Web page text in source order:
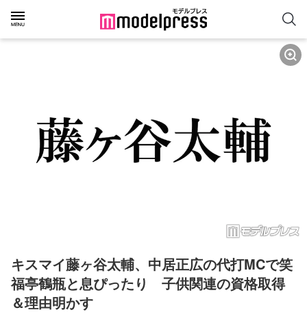
キスマイ藤ヶ谷太輔、中居正広の代打MCで笑
福亭鶴瓶と息ぴったり　子供関連の資格取得
＆理由明かす